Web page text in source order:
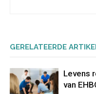
GERELATEERDE
Levens
van